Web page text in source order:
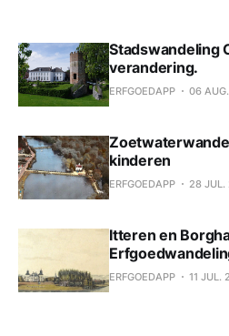
Stadswandeling
verandering.
ERFGOEDAPP 06
kinderen
ERFGOEDAPP 28
Itteren en
ERFGOEDAPP 11 JUL.